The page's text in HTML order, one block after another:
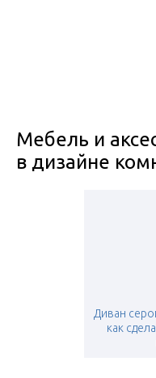
Мебель и
в дизайне
Диван
как